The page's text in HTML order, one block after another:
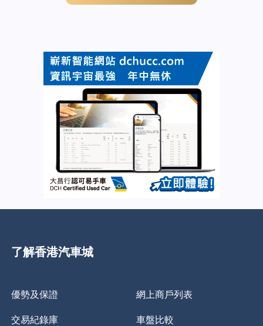
了解香港汽車城
優勢及保證 網上商戶列表
交易紀錄庫 車盤比較